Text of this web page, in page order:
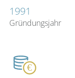
1991
Gründungsjahr